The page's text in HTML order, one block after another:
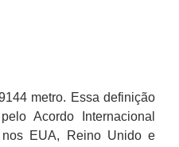
metro. Essa definição
Acordo Internacional
EUA, Reino Unido e